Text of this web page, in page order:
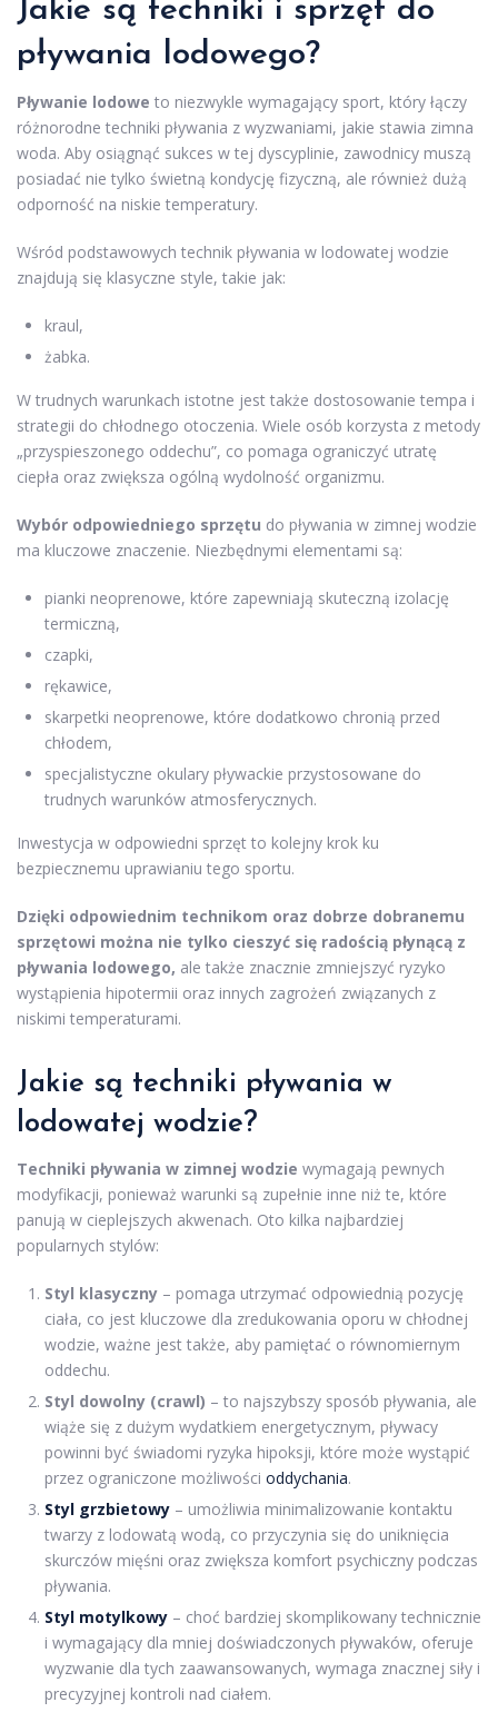
Jakie są techniki i sprzęt do
pływania lodowego?
Pływanie lodowe to niezwykle wymagający sport, który łączy
różnorodne techniki pływania z wyzwaniami, jakie stawia zimna
woda. Aby osiągnąć sukces w tej dyscyplinie, zawodnicy muszą
posiadać nie tylko świetną kondycję fizyczną, ale również dużą
odporność na niskie temperatury.
Wśród podstawowych technik pływania w lodowatej wodzie
znajdują się klasyczne style, takie jak:
kraul,
żabka.
W trudnych warunkach istotne jest także dostosowanie tempa i
strategii do chłodnego otoczenia. Wiele osób korzysta z metody
„przyspieszonego oddechu”, co pomaga ograniczyć utratę
ciepła oraz zwiększa ogólną wydolność organizmu.
Wybór odpowiedniego sprzętu do pływania w zimnej wodzie
ma kluczowe znaczenie. Niezbędnymi elementami są:
pianki neoprenowe, które zapewniają skuteczną izolację
termiczną,
czapki,
rękawice,
skarpetki neoprenowe, które dodatkowo chronią przed
chłodem,
specjalistyczne okulary pływackie przystosowane do
trudnych warunków atmosferycznych.
Inwestycja w odpowiedni sprzęt to kolejny krok ku
bezpiecznemu uprawianiu tego sportu.
Dzięki odpowiednim technikom oraz dobrze dobranemu
sprzętowi można nie tylko cieszyć się radością płynącą z
pływania lodowego, ale także znacznie zmniejszyć ryzyko
wystąpienia hipotermii oraz innych zagrożeń związanych z
niskimi temperaturami.
Jakie są techniki pływania w
lodowatej wodzie?
Techniki pływania w zimnej wodzie wymagają pewnych
modyfikacji, ponieważ warunki są zupełnie inne niż te, które
panują w cieplejszych akwenach. Oto kilka najbardziej
popularnych stylów:
Styl klasyczny – pomaga utrzymać odpowiednią pozycję
ciała, co jest kluczowe dla zredukowania oporu w chłodnej
wodzie, ważne jest także, aby pamiętać o równomiernym
oddechu.
Styl dowolny (crawl) – to najszybszy sposób pływania, ale
wiąże się z dużym wydatkiem energetycznym, pływacy
powinni być świadomi ryzyka hipoksji, które może wystąpić
przez ograniczone możliwości oddychania.
Styl grzbietowy – umożliwia minimalizowanie kontaktu
twarzy z lodowatą wodą, co przyczynia się do uniknięcia
skurczów mięśni oraz zwiększa komfort psychiczny podczas
pływania.
Styl motylkowy – choć bardziej skomplikowany technicznie
i wymagający dla mniej doświadczonych pływaków, oferuje
wyzwanie dla tych zaawansowanych, wymaga znacznej siły i
precyzyjnej kontroli nad ciałem.